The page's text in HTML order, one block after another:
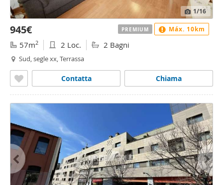
1/16
945€
57m2 2 Loc. 2 Bagni
Sud, segle xx, Terrassa
Chiama
Contatta
PREMIUM Máx. 10km